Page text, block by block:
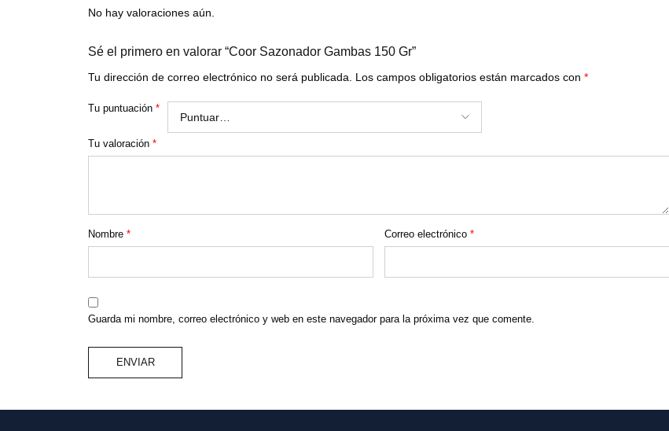
No hay valoraciones aún.
Sé el primero en valorar “Coor Sazonador Gambas 150 Gr”
Tu dirección de correo electrónico no será publicada. Los campos obligatorios están marcados con *
Tu puntuación *
Tu valoración *
Nombre * Correo electrónico*
Guarda mi nombre, correo electrónico y web en este navegador para la próxima vez que comente.